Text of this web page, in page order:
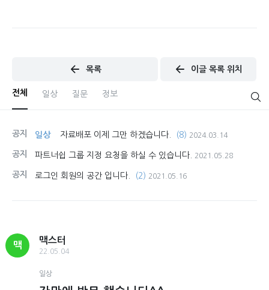
목록 이글 목록 위치
전체 일상 질문 정보
공지 일상 자료배포 이제 그만 하겠습니다. (8) 2024.03.14
공지 파트너쉽 그룹 지정 요청을 하실 수 있습니다. 2021.05.28
공지 로그인 회원의 공간 입니다. (2) 2021.05.16
맥
맥스터
22.05.04
일상